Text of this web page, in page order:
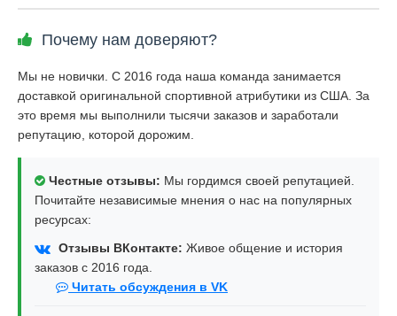
Почему нам доверяют?
Мы не новички. С 2016 года наша команда занимается
доставкой оригинальной спортивной атрибутики из США. За
это время мы выполнили тысячи заказов и заработали
репутацию, которой дорожим.
Честные отзывы: Мы гордимся своей репутацией.
Почитайте независимые мнения о нас на популярных
ресурсах:
Отзывы ВКонтакте: Живое общение и история
заказов с 2016 года.
Читать обсуждения в VK